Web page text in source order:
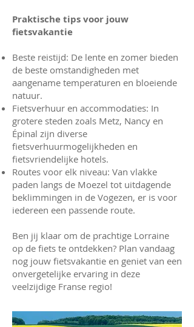
Praktische tips voor jouw
fietsvakantie
Beste reistijd: De lente en zomer bieden
de beste omstandigheden met
aangename temperaturen en bloeiende
natuur.
Fietsverhuur en accommodaties: In
grotere steden zoals Metz, Nancy en
Épinal zijn diverse
fietsverhuurmogelijkheden en
fietsvriendelijke hotels.
Routes voor elk niveau: Van vlakke
paden langs de Moezel tot uitdagende
beklimmingen in de Vogezen, er is voor
iedereen een passende route.
Ben jij klaar om de prachtige Lorraine
op de fiets te ontdekken? Plan vandaag
nog jouw fietsvakantie en geniet van een
onvergetelijke ervaring in deze
veelzijdige Franse regio!